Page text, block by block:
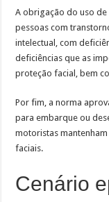
A obrigação do uso de
pessoas com
intelectual, com
deficiências que as
proteção facial, bem
Por fim, a norma
para embarque ou
motoristas
faciais.
Cenário